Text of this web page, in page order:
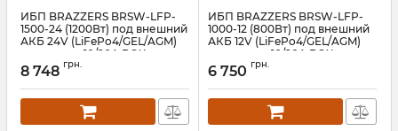
ИБП BRAZZERS BRSW-LFP-
1500-24 (1200Вт) под внешний
АКБ 24V (LiFePo4/GEL/AGM)
ток заряда 10/20A BOX
Артикул: 06814
8 748 грн.
ИБП BRAZZERS BRSW-LFP-
1000-12 (800Вт) под внешний
АКБ 12V (LiFePo4/GEL/AGM)
ток заряда 10/20A BOX
Артикул: 06812
6 750 грн.